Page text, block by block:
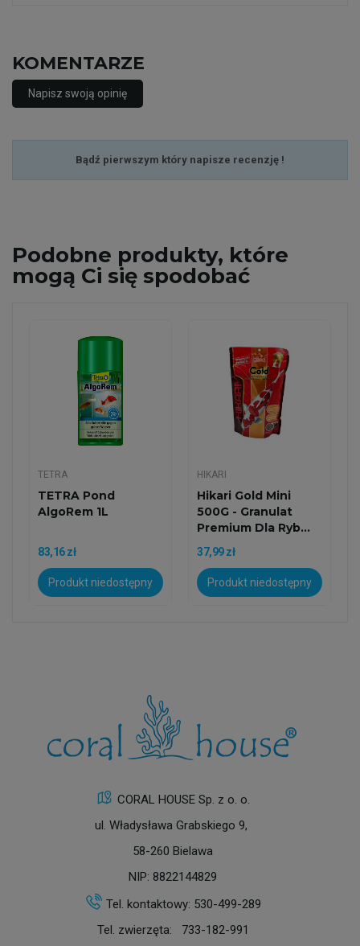
KOMENTARZE
Napisz swoją opinię
Bądź pierwszym który napisze recenzję !
Podobne produkty, które
mogą Ci się spodobać
TETRA
TETRA Pond
AlgoRem 1L
83,16 zł
Produkt niedostępny
HIKARI
Hikari Gold Mini
500G - Granulat
Premium Dla Ryb...
37,99 zł
Produkt niedostępny
CORAL HOUSE Sp. z o. o.
ul. Władysława Grabskiego 9,
58-260 Bielawa
NIP: 8822144829
Tel. kontaktowy: 530-499-289
Tel. zwierzęta: 733-182-991